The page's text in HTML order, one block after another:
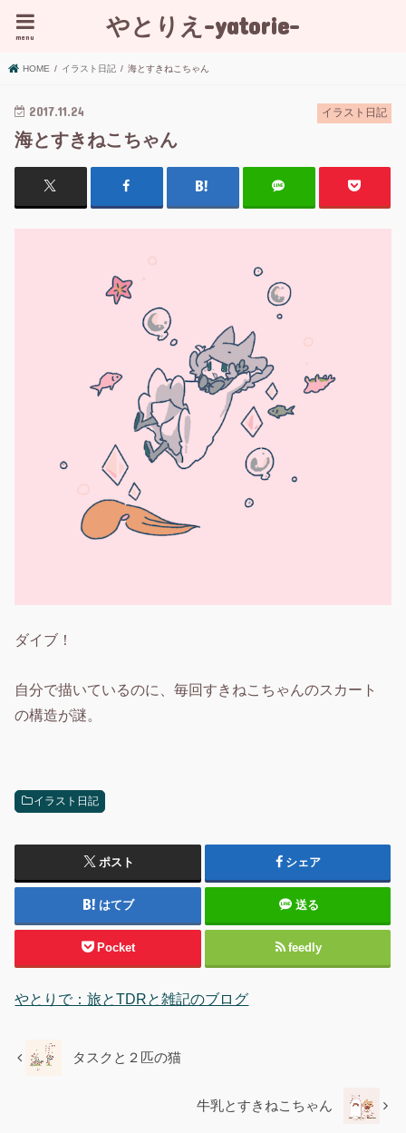
やとりえ-yatorie-
menu
HOME イラスト日記 海とすきねこちゃん
イラスト日記
2017.11.24
海とすきねこちゃん
ダイブ！
自分で描いているのに、毎回すきねこちゃんのスカート
の構造が謎。
イラスト日記
ポスト シェア
はてブ 送る
Pocket feedly
やとりで：旅とTDRと雑記のブログ
タスクと２匹の猫
牛乳とすきねこちゃん